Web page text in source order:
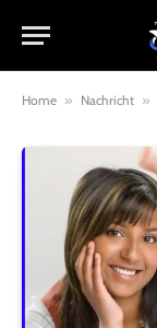
Home » Nachricht »